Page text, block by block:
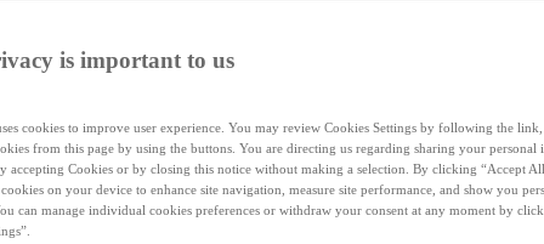
que han superado un
concienciar sobre esta secuela
is important to us
cookies to improve user experience. You may review Cookies Settings by following the
from this page by using the buttons. You are directing us regarding sharing your
accepting Cookies or by closing this notice without making a selection. By clicking “Accept
on your device to enhance site navigation, measure site performance, and show you
can manage individual cookies preferences or withdraw your consent at any moment by